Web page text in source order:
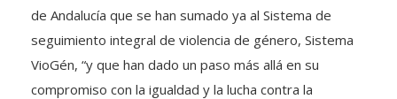
de Andalucía que se han sumado ya al Sistema de
seguimiento integral de violencia de género, Sistema
VioGén, “y que han dado un paso más allá en su
compromiso con la igualdad y la lucha contra la